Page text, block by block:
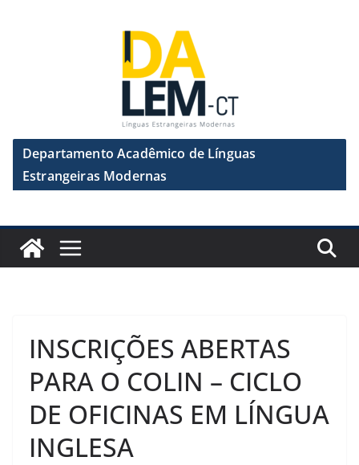
Departamento Acadêmico de Línguas
Estrangeiras Modernas
INSCRIÇÕES ABERTAS
PARA O COLIN – CICLO
DE OFICINAS EM LÍNGUA
INGLESA